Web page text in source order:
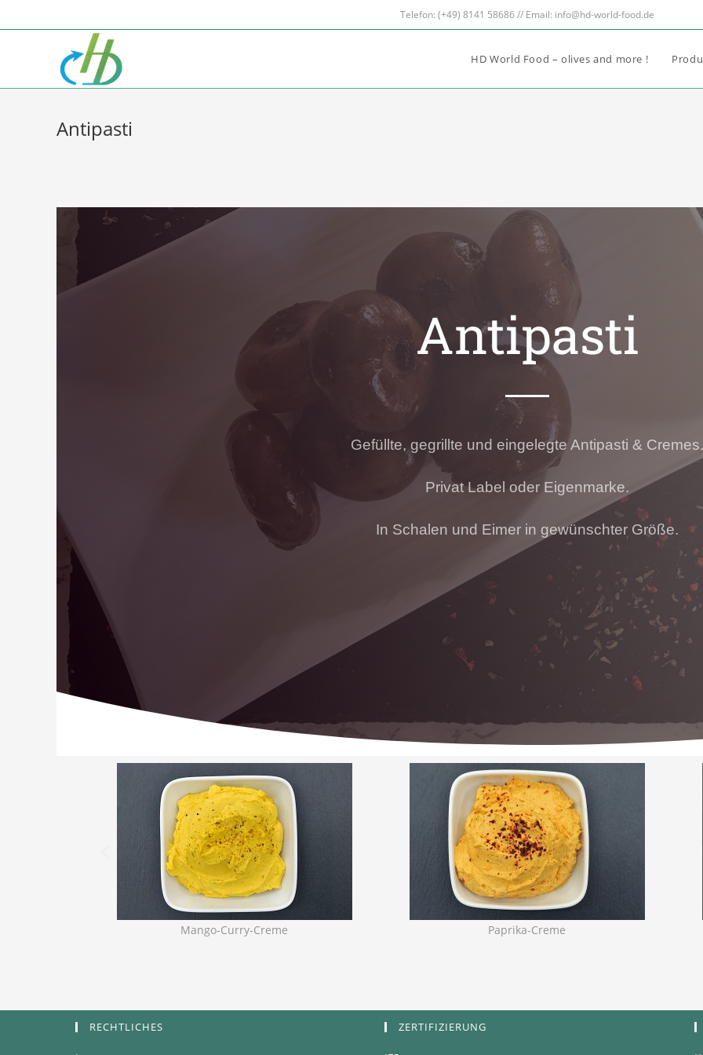
Telefon: (+49) 8141 58686 // Email: info@hd-world-food.de
HD World Food – olives and more !
Antipasti
Antipasti
Gefüllte, gegrillte und eingelegte Antipasti & Cremes.
Privat Label oder Eigenmarke.
In Schalen und Eimer in gewünschter Größe.
Mango-Curry-Creme Paprika-Creme
RECHTLICHES ZERTIFIZIERUNG